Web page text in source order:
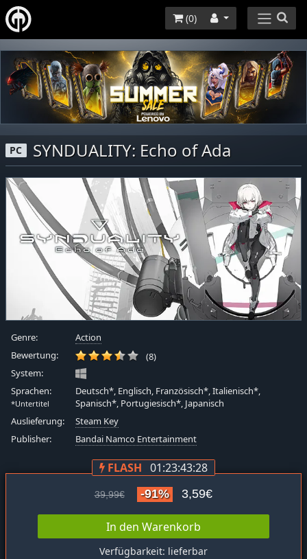
(0)
PC SYNDUALITY: Echo of Ada
Genre:
Action
Bewertung:
(8)
System:
Sprachen:
*Untertitel
Deutsch*, Englisch, Französisch*, Italienisch*,
Spanisch*, Portugiesisch*, Japanisch
Auslieferung:
Steam Key
Publisher:
Bandai Namco Entertainment
FLASH 01:23:43:27
39,99€ -91% 3,59€
In den Warenkorb
Verfügbarkeit: lieferbar